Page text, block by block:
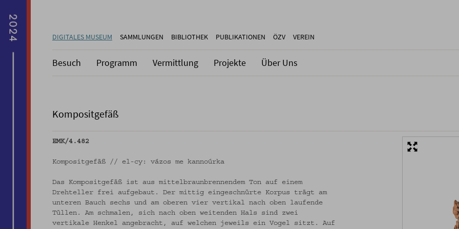
DIGITALES MUSEUM SAMMLUNGEN BIBLIOTHEK PUBLIKATIONEN ÖZV VEREIN
Besuch Programm Vermittlung Projekte Über Uns
Kompositgefäß
EMK/4.482
Kompositgefäß // el-cy: vázos me kannoúrka
Das Kompositgefäß ist aus mittelbraunbrennendem Ton auf einem
Drehteller frei aufgebaut. Der mittig eingeschnürte Korpus trägt am
unteren Bauch sechs und am oberen vier vertikal nach oben laufende
Tüllen. Am schmalen, sich nach oben weitenden Hals sind zwei
vertikale Henkel angebracht, auf welchen jeweils ein Vogel sitzt. Auf